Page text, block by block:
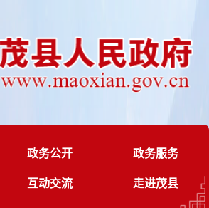
政务公开 政务服务
互动交流 走进茂县